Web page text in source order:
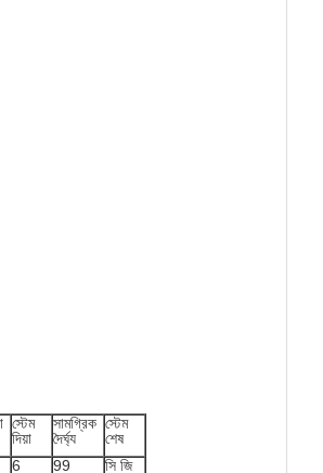
স্টেম
দিয়া
সামগ্রিক
দৈর্ঘ্য
স্টেম
শেষ
6 99 সি জি